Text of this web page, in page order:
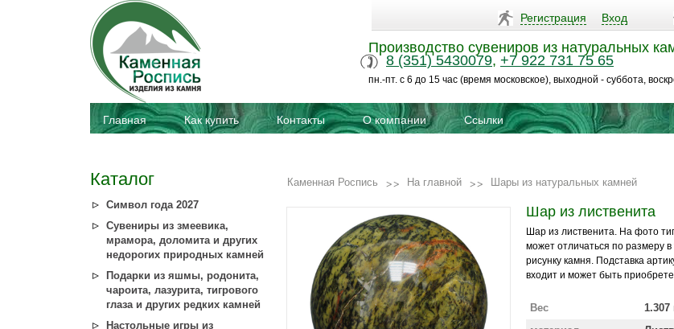
Регистрация Вход
Производство сувениров из натуральных
8 (351) 5430079, +7 922 731 75 65
пн.-пт. с 6 до 15 час (время московское), выходной - суббота,
Главная Как купить Контакты О компании Ссылки
Каталог
Символ года 2027
Сувениры из змеевика,
мрамора, доломита и других
недорогих природных камней
Подарки из яшмы, родонита,
чароита, лазурита, тигрового
глаза и других редких камней
Настольные игры из
Каменная Роспись На главной Шары из натуральных камней
Шар из лиственита
Шар из лиственита. На фото
может отличаться по размеру
рисунку камня. Подставка
входит и может быть
Вес
1.307